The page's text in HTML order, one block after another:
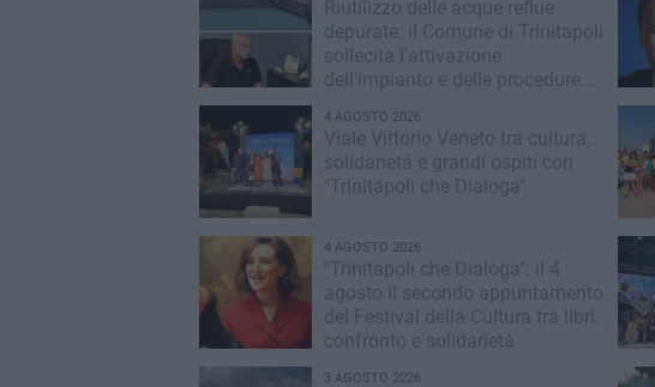
Riutilizzo delle acque reflue
depurate: il Comune di Trinitapoli
sollecita l'attivazione
dell'impianto e delle procedure
4 AGOSTO 2026
Viale Vittorio Veneto tra cultura,
solidarietà e grandi ospiti con
"Trinitapoli che Dialoga"
4 AGOSTO 2026
"Trinitapoli che Dialoga": il 4
agosto il secondo appuntamento
del Festival della Cultura tra libri,
confronto e solidarietà
3 AGOSTO 2026